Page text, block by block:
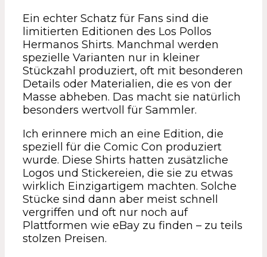
Ein echter Schatz für Fans sind die
limitierten Editionen des Los Pollos
Hermanos Shirts. Manchmal werden
spezielle Varianten nur in kleiner
Stückzahl produziert, oft mit besonderen
Details oder Materialien, die es von der
Masse abheben. Das macht sie natürlich
besonders wertvoll für Sammler.
Ich erinnere mich an eine Edition, die
speziell für die Comic Con produziert
wurde. Diese Shirts hatten zusätzliche
Logos und Stickereien, die sie zu etwas
wirklich Einzigartigem machten. Solche
Stücke sind dann aber meist schnell
vergriffen und oft nur noch auf
Plattformen wie eBay zu finden – zu teils
stolzen Preisen.